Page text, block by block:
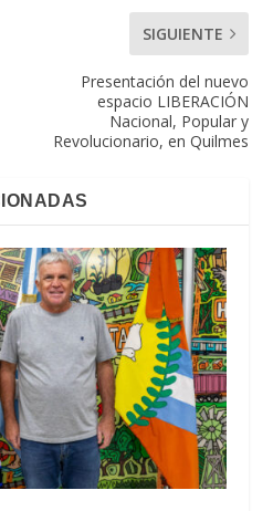
SIGUIENTE
Presentación del nuevo
espacio LIBERACIÓN
Nacional, Popular y
Revolucionario, en Quilmes